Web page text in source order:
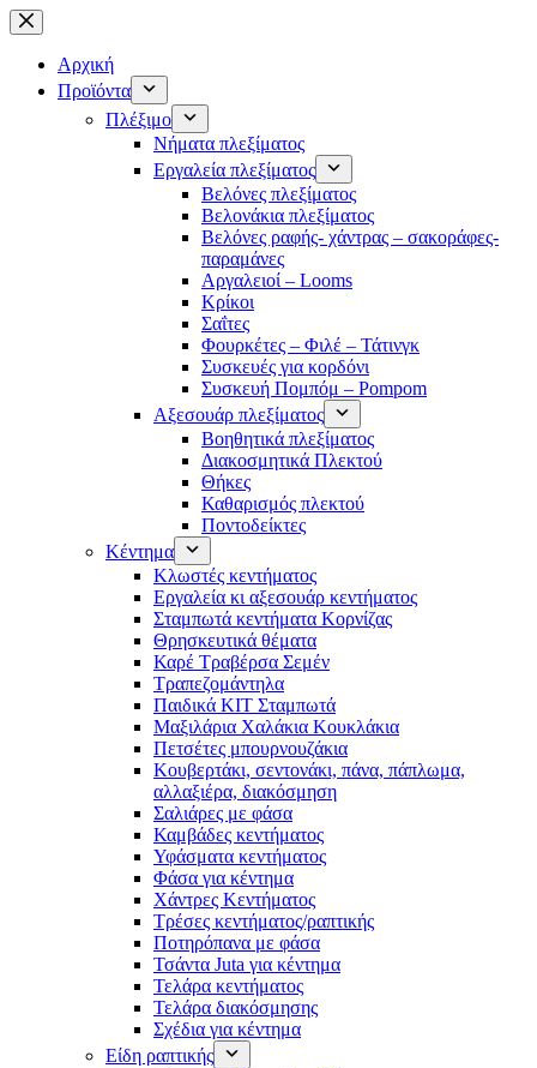
Μετάβαση
στο
περιεχόμενο
Αρχική
Προϊόντα
Πλέξιμο
Νήματα πλεξίματος
Εργαλεία πλεξίματος
Βελόνες πλεξίματος
Βελονάκια πλεξίματος
Βελόνες ραφής- χάντρας – σακοράφες-
παραμάνες
Αργαλειοί – Looms
Κρίκοι
Σαΐτες
Φουρκέτες – Φιλέ – Τάτινγκ
Συσκευές για κορδόνι
Συσκευή Πομπόμ – Pompom
Αξεσουάρ πλεξίματος
Βοηθητικά πλεξίματος
Διακοσμητικά Πλεκτού
Θήκες
Καθαρισμός πλεκτού
Ποντοδείκτες
Κέντημα
Κλωστές κεντήματος
Eργαλεία κι αξεσουάρ κεντήματος
Σταμπωτά κεντήματα Κορνίζας
Θρησκευτικά θέματα
Καρέ Τραβέρσα Σεμέν
Τραπεζομάντηλα
Παιδικά KIT Σταμπωτά
Μαξιλάρια Χαλάκια Κουκλάκια
Πετσέτες μπουρνουζάκια
Κουβερτάκι, σεντονάκι, πάνα, πάπλωμα,
αλλαξιέρα, διακόσμηση
Σαλιάρες με φάσα
Καμβάδες κεντήματος
Υφάσματα κεντήματος
Φάσα για κέντημα
Χάντρες Κεντήματος
Τρέσες κεντήματος/ραπτικής
Ποτηρόπανα με φάσα
Τσάντα Juta για κέντημα
Τελάρα κεντήματος
Τελάρα διακόσμησης
Σχέδια για κέντημα
Είδη ραπτικής